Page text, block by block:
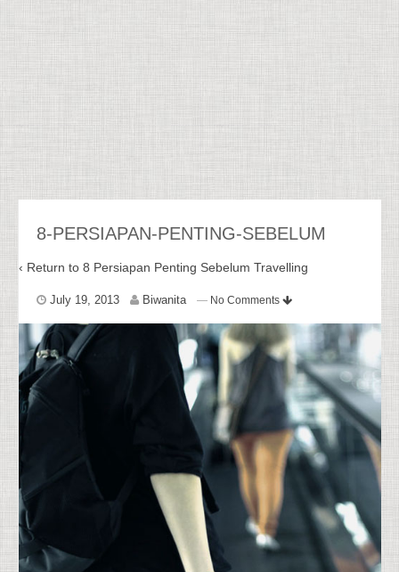
8-PERSIAPAN-PENTING-SEBELUM
‹ Return to 8 Persiapan Penting Sebelum Travelling
July 19, 2013 Biwanita — No Comments